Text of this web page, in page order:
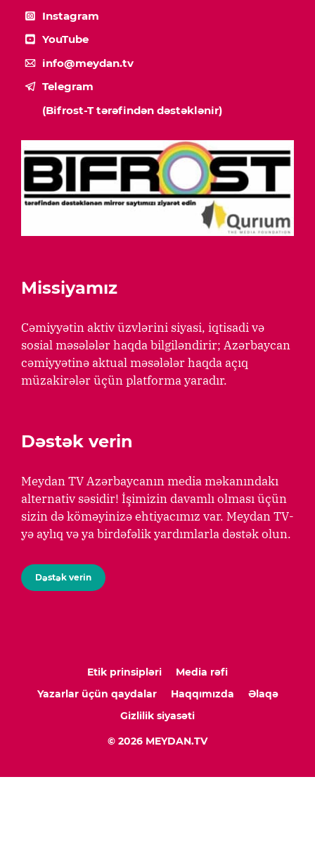
Instagram
YouTube
info@meydan.tv
Telegram
(Bifrost-T tərəfindən dəstəklənir)
Missiyamız
Cəmiyyətin aktiv üzvlərini siyasi, iqtisadi və
sosial məsələlər haqda bilgiləndirir; Azərbaycan
cəmiyyətinə aktual məsələlər haqda açıq
müzakirələr üçün platforma yaradır.
Dəstək verin
Meydan TV Azərbaycanın media məkanındakı
alternativ səsidir! İşimizin davamlı olması üçün
sizin də köməyinizə ehtiyacımız var. Meydan TV-
yə aylıq və ya birdəfəlik yardımlarla dəstək olun.
Dəstək verin
Etik prinsipləri
Media rəfi
Yazarlar üçün qaydalar
Haqqımızda
Əlaqə
Gizlilik siyasəti
© 2026 MEYDAN.TV